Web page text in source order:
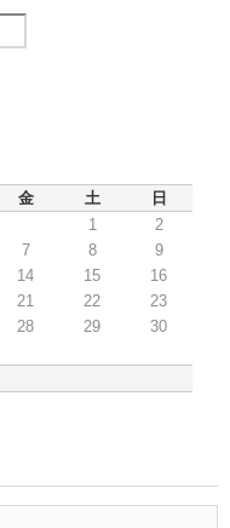
金 土 日
1
2
7 8
9
14 15
16
21 22
23
28 29
30